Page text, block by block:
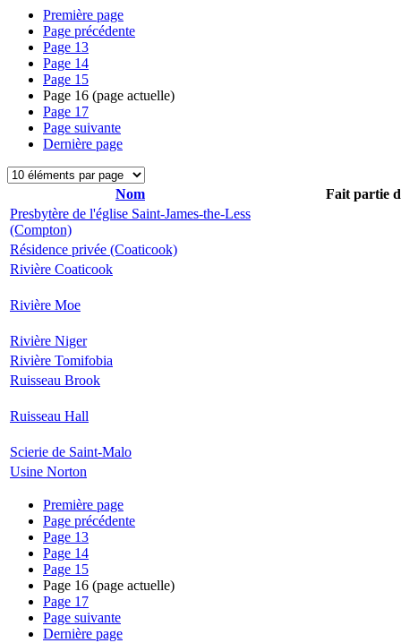
Première page
Page précédente
Page 13
Page 14
Page 15
Page 16 (page actuelle)
Page 17
Page suivante
Dernière page
Nom
Fait partie
Presbytère de l'église Saint-James-the-Less
(Compton)
Résidence privée (Coaticook)
Rivière Coaticook
Rivière Moe
Rivière Niger
Rivière Tomifobia
Ruisseau Brook
Ruisseau Hall
Scierie de Saint-Malo
Usine Norton
Première page
Page précédente
Page 13
Page 14
Page 15
Page 16 (page actuelle)
Page 17
Page suivante
Dernière page